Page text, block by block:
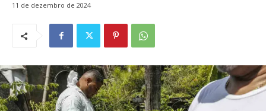
11 de dezembro de 2024